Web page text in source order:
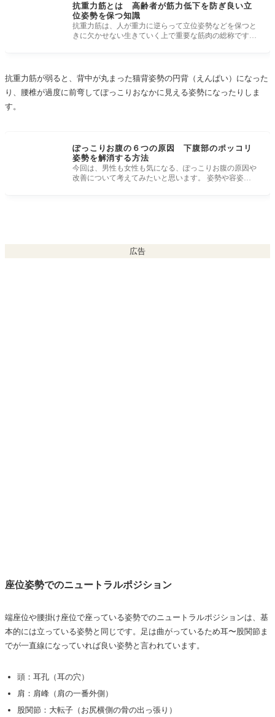
抗重力筋とは 高齢者が筋力低下を防ぎ良い立
位姿勢を保つ知識
抗重力筋は、人が重力に逆らって立位姿勢などを保つと
きに欠かせない生きていく上で重要な筋肉の総称です。
抗重力筋が弱ると、背中が丸まった猫背姿勢の円背（えんぱい）になった
り、腰椎が過度に前弯してぽっこりおなかに見える姿勢になったりしま
す。
ぽっこりお腹の６つの原因 下腹部のポッコリ
姿勢を解消する方法
今回は、男性も女性も気になる、ぽっこりお腹の原因や
改善について考えてみたいと思います。 姿勢や容姿を
広告
座位姿勢でのニュートラルポジション
端座位や腰掛け座位で座っている姿勢でのニュートラルポジションは、基
本的には立っている姿勢と同じです。足は曲がっているため耳〜股関節ま
でが一直線になっていれば良い姿勢と言われています。
頭：耳孔（耳の穴）
肩：肩峰（肩の一番外側）
股関節：大転子（お尻横側の骨の出っ張り）